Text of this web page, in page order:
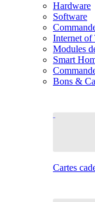
Hardware
Software
Internet of
Modules
Smart
Bons &
Cartes